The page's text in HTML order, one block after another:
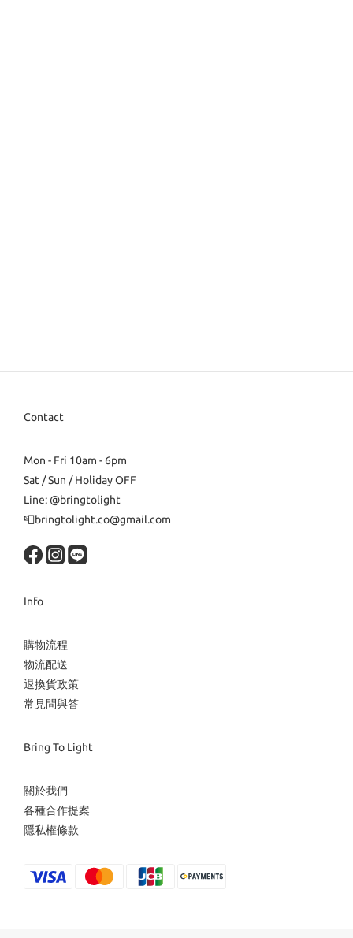
Contact
Mon - Fri 10am - 6pm
Sat / Sun / Holiday OFF
Line: @bringtolight
📮bringtolight.co@gmail.com
Info
購物流程
物流配送
退換貨政策
常見問與答
Bring To Light
關於我們
各種合作提案
隱私權條款